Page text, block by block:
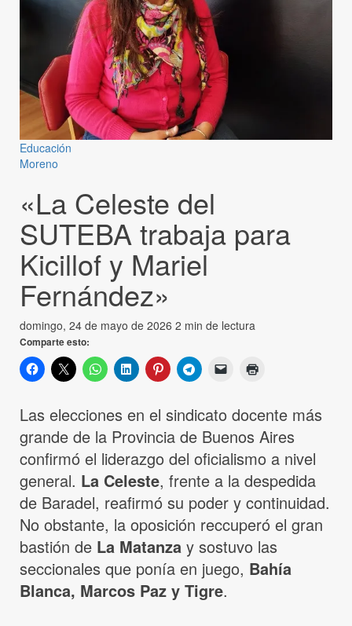
Educación
Moreno
«La Celeste del
SUTEBA trabaja para
Kicillof y Mariel
Fernández»
domingo, 24 de mayo de 2026 2 min de lectura
Comparte esto:
Las elecciones en el sindicato docente más
grande de la Provincia de Buenos Aires
confirmó el liderazgo del oficialismo a nivel
general. La Celeste, frente a la despedida
de Baradel, reafirmó su poder y continuidad.
No obstante, la oposición reccuperó el gran
bastión de La Matanza y sostuvo las
seccionales que ponía en juego, Bahía
Blanca, Marcos Paz y Tigre.